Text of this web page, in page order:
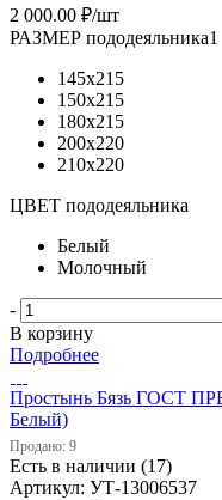
2 000.00 ₽/шт
РАЗМЕР пододеяльника1
145х215
150х215
180х215
200х220
210х220
ЦВЕТ пододеяльника
Белый
Молочный
-
В корзину
Подробнее
Простынь Бязь ГОСТ
Белый)
Продано: 9
Есть в наличии (17)
Артикул: УТ-13006537